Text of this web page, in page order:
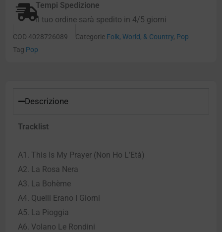
Tempi Spedizione
Il tuo ordine sarà spedito in 4/5 giorni
COD 4028726089 Categorie Folk, World, & Country, Pop
Tag Pop
Descrizione
Tracklist
A1. This Is My Prayer (Non Ho L’Età)
A2. La Rosa Nera
A3. La Bohème
A4. Quelli Erano I Giorni
A5. La Pioggia
A6. Volano Le Rondini